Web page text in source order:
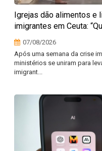
Igrejas dão alimentos e
imigrantes em Ceuta:
07/08/2026
Após uma semana da crise
ministérios se uniram para
imigrant...